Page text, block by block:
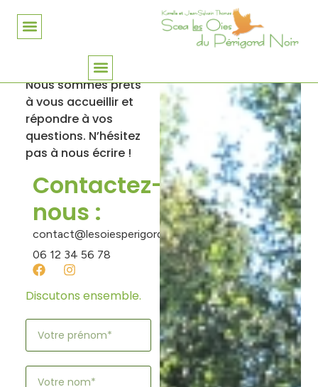
Contact
Nous sommes prêts
à vous accueillir et
répondre à vos
questions. N’hésitez
pas à nous écrire !
Contactez-
nous :
contact@lesoiesperigord.fr
06 12 34 56 78
Discutons ensemble.